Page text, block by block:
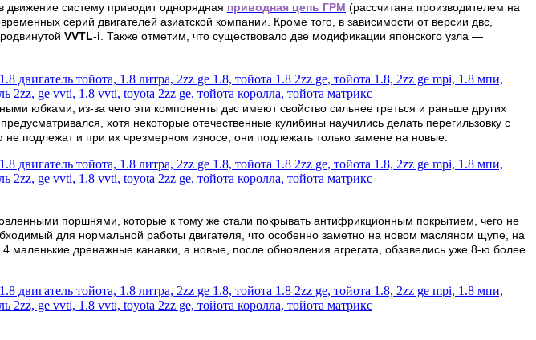
движение систему приводит однорядная приводная цепь ГРМ (рассчитана производителем на
серий двигателей азиатской компании. Кроме того, в зависимости от версии двс,
VVTL-i . Также отметим, что существовало две модификации японского узла —
юбками, из-за чего эти компоненты двс имеют свойство сильнее греться и раньше других
хотя некоторые отечественные кулибины научились делать перегильзовку с
подлежат и при их чрезмерном износе, они подлежать только замене на новые.
поршнями, которые к тому же стали покрывать антифрикционным покрытием, чего не
для нормальной работы двигателя, что особенно заметно на новом масляном щупе, на
дренажные канавки, а новые, после обновления агрегата, обзавелись уже 8-ю более